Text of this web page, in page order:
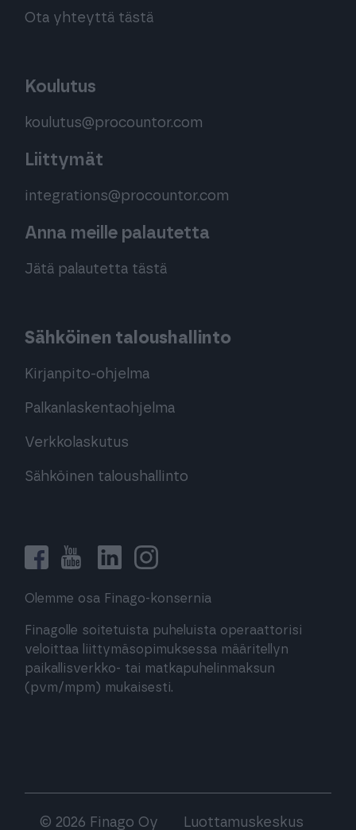
Ota yhteyttä tästä
Koulutus
koulutus@procountor.com
Liittymät
integrations@procountor.com
Anna meille palautetta
Jätä palautetta tästä
Sähköinen taloushallinto
Kirjanpito-ohjelma
Palkanlaskentaohjelma
Verkkolaskutus
Sähköinen taloushallinto
Olemme osa Finago-konsernia
Finagolle soitetuista puheluista operaattorisi
veloittaa liittymäsopimuksessa määritellyn
paikallisverkko- tai matkapuhelinmaksun
(pvm/mpm) mukaisesti.
© 2026 Finago Oy Luottamuskeskus